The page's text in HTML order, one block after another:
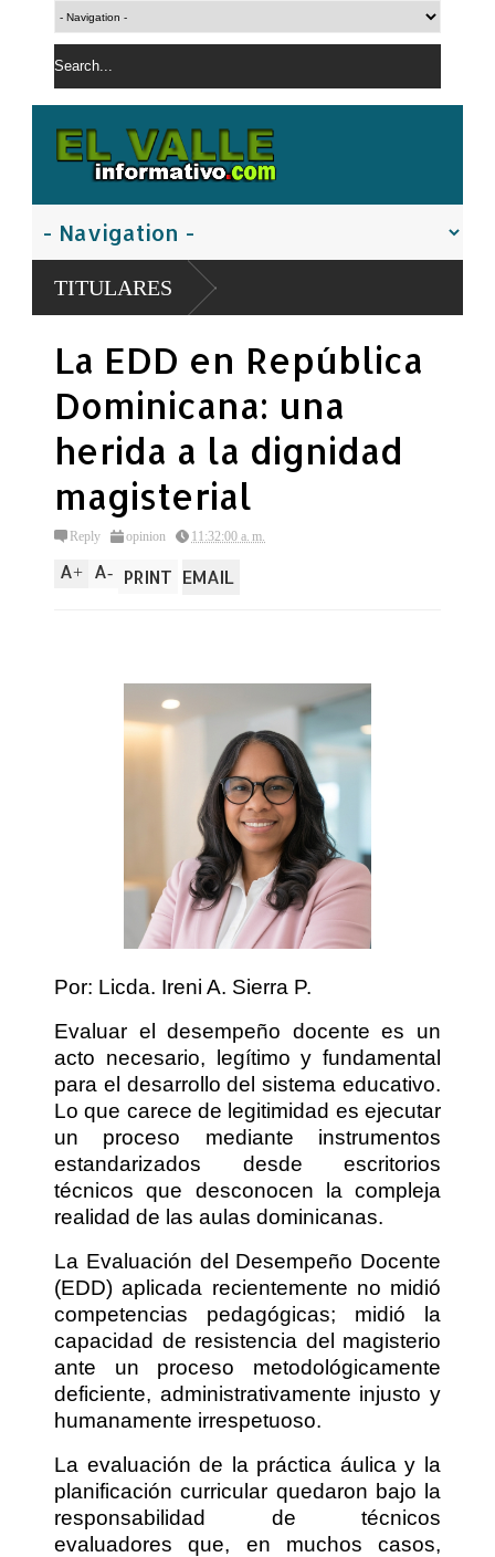
TITULARES
La EDD en República
Dominicana: una
herida a la dignidad
magisterial
Reply opinion 11:32:00 a. m.
A+ A- PRINT EMAIL
Por: Licda. Ireni A. Sierra P.
Evaluar el desempeño docente es un
acto necesario, legítimo y fundamental
para el desarrollo del sistema educativo.
Lo que carece de legitimidad es ejecutar
un proceso mediante instrumentos
estandarizados desde escritorios
técnicos que desconocen la compleja
realidad de las aulas dominicanas.
La Evaluación del Desempeño Docente
(EDD) aplicada recientemente no midió
competencias pedagógicas; midió la
capacidad de resistencia del magisterio
ante un proceso metodológicamente
deficiente, administrativamente injusto y
humanamente irrespetuoso.
La evaluación de la práctica áulica y la
planificación curricular quedaron bajo la
responsabilidad de técnicos
evaluadores que, en muchos casos,